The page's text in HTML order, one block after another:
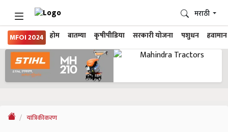
MFOI 2024 होम बातम्या कृषीपीडिया सरकारी योजना पशुधन हवामान
मराठी
यांत्रिकीकरण